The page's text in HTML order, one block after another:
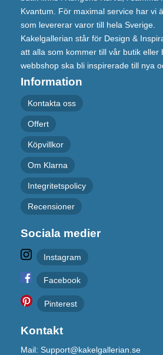
Kvantum. För maximal service har vi
som levererar varor till hela Sverige.
Kakelgallerian står för Design &
att alla som kommer till vår butik eller
webbshop ska bli inspirerade till nya
Information
Kontakta oss
Offert
Köpvillkor
Om Klarna
Integritetspolicy
Recensioner
Sociala medier
Instagram
Facebook
Pinterest
Kontakt
Mail: Support@kakelgallerian.se